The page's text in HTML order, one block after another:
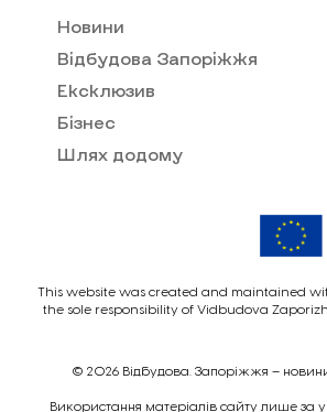
Новини
Відбудова Запоріжжя
Ексклюзив
Бізнес
Шлях додому
This website was created and maintained
the sole responsibility of Vidbudova
© 2026 Відбудова. Запоріжжя –
Викориcтання матеріалів сайту лише за